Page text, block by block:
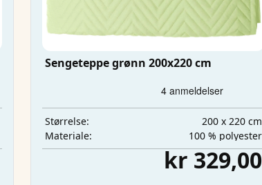
Sengeteppe grønn 200x220 cm
Størrelse:
200 x 220 cm
Materiale:
100 % polyester
kr 329,00